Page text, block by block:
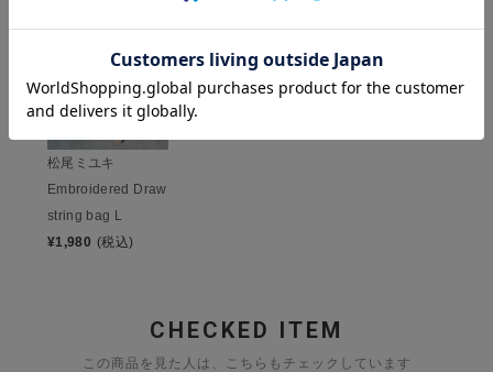
松尾ミユキ
Embroidered Draw
string bag L
¥1,980 (税込)
CHECKED ITEM
この商品を見た人は、こちらもチェックしています